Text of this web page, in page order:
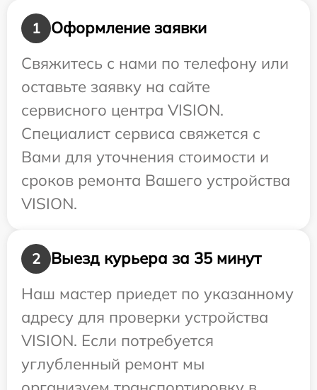
1
Оформление заявки
Свяжитесь с нами по телефону или
оставьте заявку на сайте
сервисного центра VISION.
Специалист сервиса свяжется с
Вами для уточнения стоимости и
сроков ремонта Вашего устройства
VISION.
2
Выезд курьера за 35 минут
Наш мастер приедет по указанному
адресу для проверки устройства
VISION. Если потребуется
углубленный ремонт мы